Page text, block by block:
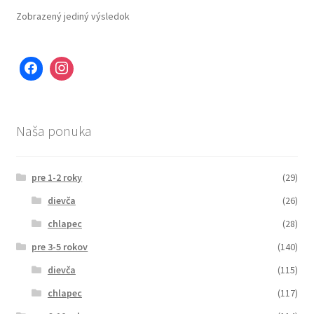
Zobrazený jediný výsledok
Naša ponuka
pre 1-2 roky
(29)
dievča
(26)
chlapec
(28)
pre 3-5 rokov
(140)
dievča
(115)
chlapec
(117)